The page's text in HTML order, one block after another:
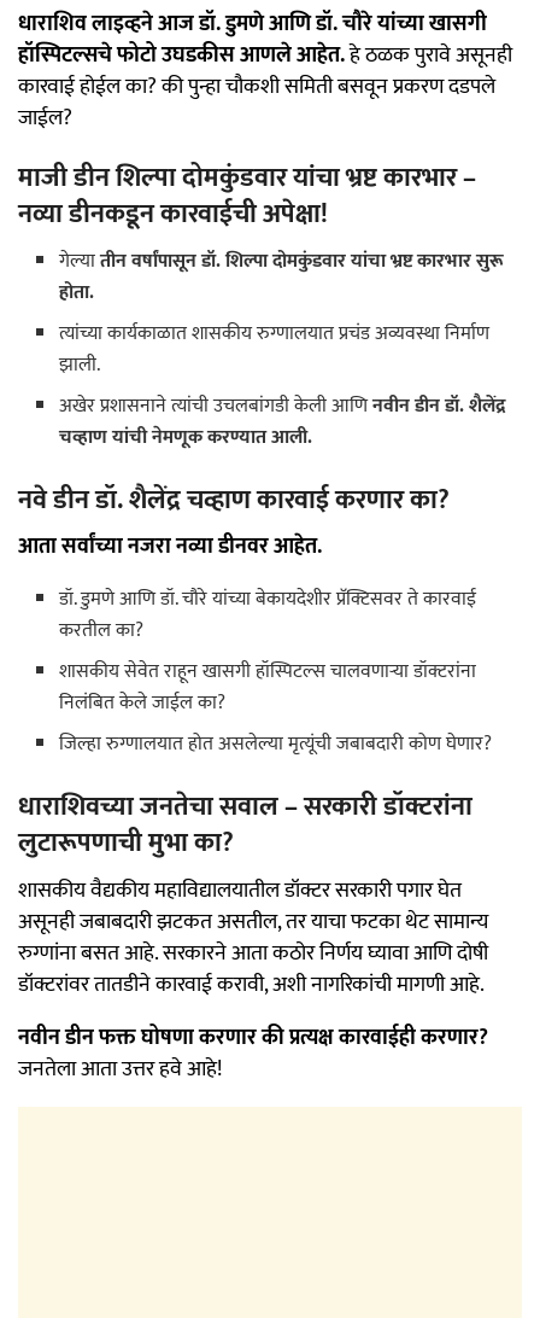
धाराशिव लाइव्हने आज डॉ. डुमणे आणि डॉ. चौरे यांच्या खासगी
हॉस्पिटल्सचे फोटो उघडकीस आणले आहेत.हे ठळक पुरावे असूनही
कारवाई होईल का? की पुन्हा चौकशी समिती बसवून प्रकरण दडपले
जाईल?
माजी डीन शिल्पा दोमकुंडवार यांचा भ्रष्ट कारभार –
नव्या डीनकडून कारवाईची अपेक्षा!
गेल्यातीन वर्षांपासून डॉ. शिल्पा दोमकुंडवार यांचा भ्रष्ट कारभार सुरू
होता.
त्यांच्या कार्यकाळात शासकीय रुग्णालयात प्रचंड अव्यवस्था निर्माण
झाली.
अखेर प्रशासनाने त्यांची उचलबांगडी केली आणिनवीन डीन डॉ. शैलेंद्र
चव्हाण यांची नेमणूक करण्यात आली.
नवे डीन डॉ. शैलेंद्र चव्हाण कारवाई करणार का?
आता सर्वांच्या नजरा नव्या डीनवर आहेत.
डॉ. डुमणे आणि डॉ. चौरे यांच्या बेकायदेशीर प्रॅक्टिसवर ते कारवाई
करतील का?
शासकीय सेवेत राहून खासगी हॉस्पिटल्स चालवणाऱ्या डॉक्टरांना
निलंबित केले जाईल का?
जिल्हा रुग्णालयात होत असलेल्या मृत्यूंची जबाबदारी कोण घेणार?
धाराशिवच्या जनतेचा सवाल – सरकारी डॉक्टरांना
लुटारूपणाची मुभा का?
शासकीय वैद्यकीय महाविद्यालयातील डॉक्टर सरकारी पगार घेत
असूनही जबाबदारी झटकत असतील, तर याचा फटका थेट सामान्य
रुग्णांना बसत आहे. सरकारने आता कठोर निर्णय घ्यावा आणि दोषी
डॉक्टरांवर तातडीने कारवाई करावी, अशी नागरिकांची मागणी आहे.
नवीन डीन फक्त घोषणा करणार की प्रत्यक्ष कारवाईही करणार?
जनतेला आता उत्तर हवे आहे!